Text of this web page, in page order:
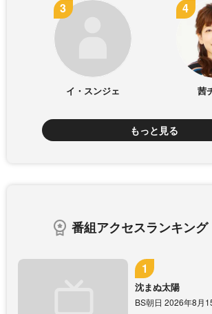
イ・スンジェ 茜
もっと見る
番組アクセスランキング
沈まぬ太陽
BS朝日 2026年8月